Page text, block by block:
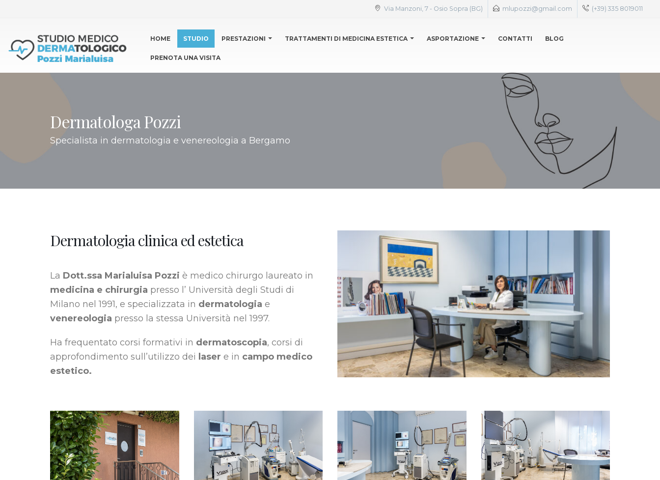
Via Manzoni, 7 - Osio Sopra (BG) mlupozzi@gmail.com (+39) 335 8019011
HOME STUDIO PRESTAZIONI TRATTAMENTI DI MEDICINA ESTETICA ASPORTAZIONE CONTATTI BLOG
PRENOTA UNA VISITA
Dermatologa Pozzi
Specialista in dermatologia e venereologia a Bergamo
Dermatologia clinica ed estetica
La Dott.ssa Marialuisa Pozzi è medico chirurgo laureato in
medicina e chirurgia presso l’ Università degli Studi di
Milano nel 1991, e specializzata in dermatologia e
venereologia presso la stessa Università nel 1997.
Ha frequentato corsi formativi in dermatoscopia, corsi di
approfondimento sull’utilizzo dei laser e in campo medico
estetico.